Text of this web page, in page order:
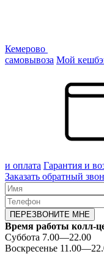
Кемерово
самовывоза Мой
и оплата Гарантия и
Заказать обратный
ПЕРЕЗВОНИТЕ МНЕ
Время работы колл-
Суббота 7.00—22.00
Воскресенье